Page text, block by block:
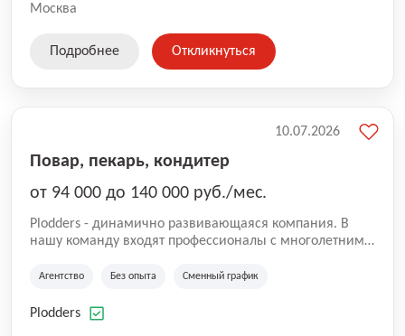
Москва
Подробнее Откликнуться
Повар, пекарь, кондитер
от 94 000 до 140 000 руб./мес.
Plodders - динамично развивающаяся компания. В
нашу команду входят профессионалы с многолетним
на рынке аутсорсинга, а накопленный опыт позволяют
оказываемых услуг.
Агентство Без опыта Сменный график
Plodders
10.07.2026